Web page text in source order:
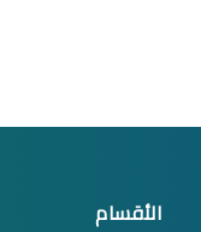
الأقسام